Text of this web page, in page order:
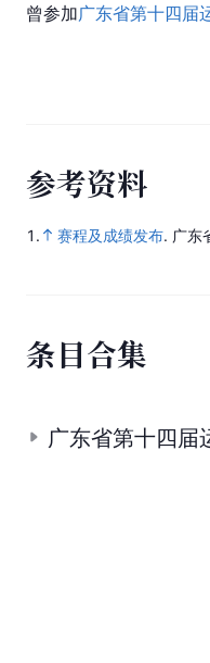
曾参加广东省第十四届
参考资料
1. 赛程及成绩发布. 广东
条目合集
广东省第十四届